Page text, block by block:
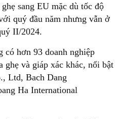
sang EU mặc dù tốc độ
quý đầu năm nhưng vẫn ở
II/2024.
có hơn 93 doanh nghiệp
ghẹ và giáp xác khác, nổi bật
Ltd, Bach Dang
Ha International